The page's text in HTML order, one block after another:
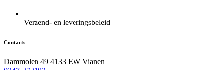
Verzend- en leveringsbeleid
Contacts
Dammolen 49 4133 EW Vianen